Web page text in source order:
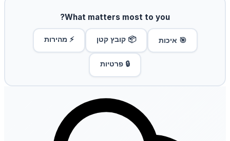
What matters most to you?
🎯 איכות 📦 קובץ קטן ⚡ מהירות
🔒 פרטיות